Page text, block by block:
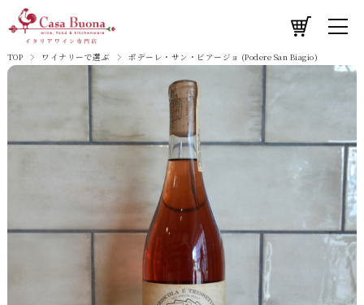
TOP ワイナリーで選ぶ ポデーレ・サン・ビアージョ (Podere San Biagio)